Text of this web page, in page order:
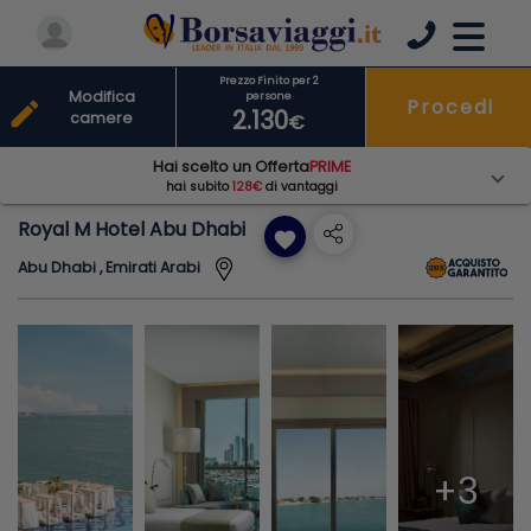
Royal M Hotel Abu Dhabi favorite
Abu Dhabi , Emirati Arabi
+3
Prezzo Finito per 2
persone
2.130€
Procedi
edit
Modifica
camere
Hai scelto un OffertaPRIME
hai subito128€di vantaggi